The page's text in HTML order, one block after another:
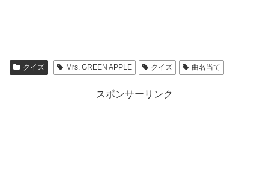
クイズ Mrs. GREEN APPLE クイズ 曲名当て
スポンサーリンク